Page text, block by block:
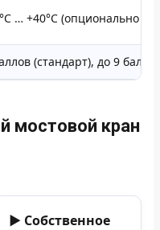
… +40°C (опционально -
(стандарт), до 9
мостовой кран
▶ Собственное